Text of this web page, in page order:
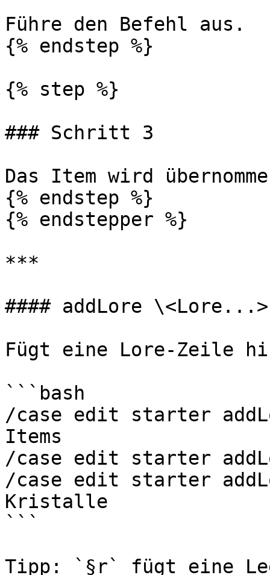
Führe den Befehl aus.
{% endstep %}
{% step %}
### Schritt 3
Das Item wird
{% endstep %}
{% endstepper %}
***
#### addLore \<Lore...>
Fügt eine Lore-Zeile
```bash
/case edit starter
Items
/case edit starter
/case edit starter
Kristalle
```
Tipp: `§r` fügt eine